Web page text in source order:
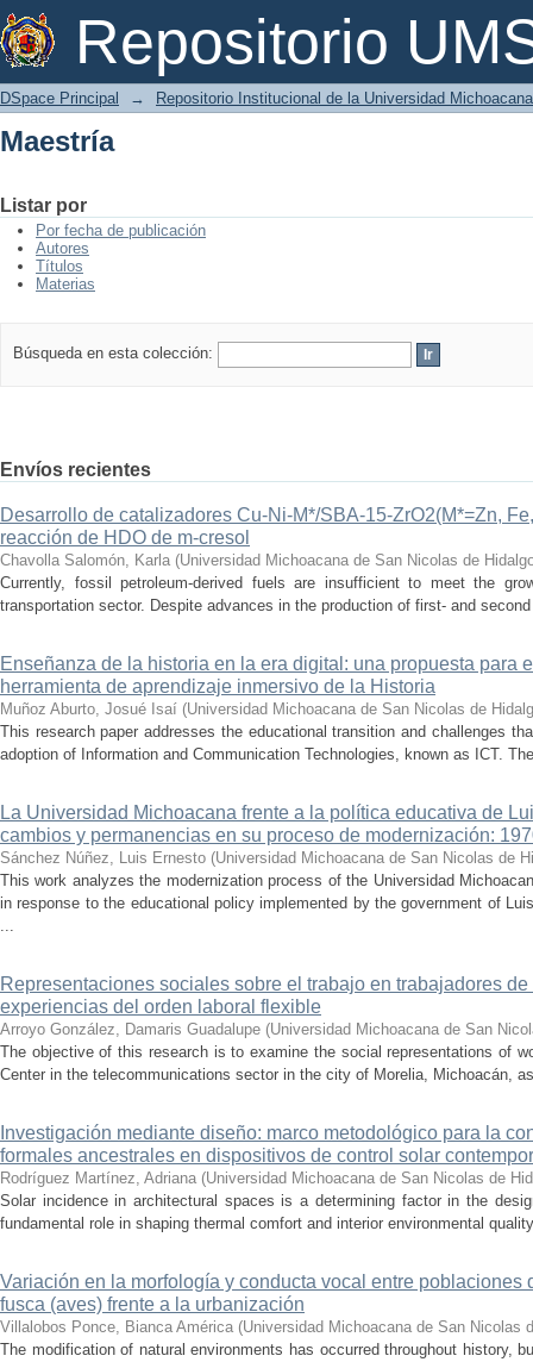
Repositorio
Maestría
DSpace Principal → Repositorio Institucional de la Universidad
Maestría
Listar por
Por fecha de publicación
Autores
Títulos
Materias
Búsqueda en esta colección:
Envíos recientes
Desarrollo de catalizadores Cu-Ni-M*/SBA-15-ZrO2(M*=Zn,
reacción de HDO de m-cresol
Chavolla Salomón, Karla (Universidad Michoacana de San Nicolas de
Currently, fossil petroleum-derived fuels are insufficient to meet the
transportation sector. Despite advances in the production of first- and
Enseñanza de la historia en la era digital: una propuesta para
herramienta de aprendizaje inmersivo de la Historia
Muñoz Aburto, Josué Isaí (Universidad Michoacana de San Nicolas de
This research paper addresses the educational transition and challenges
adoption of Information and Communication Technologies, known as ICT.
La Universidad Michoacana frente a la política educativa de
cambios y permanencias en su proceso de modernización:
Sánchez Núñez, Luis Ernesto (Universidad Michoacana de San Nicolas de
This work analyzes the modernization process of the Universidad
in response to the educational policy implemented by the government of
...
Representaciones sociales sobre el trabajo en trabajadores
experiencias del orden laboral flexible
Arroyo González, Damaris Guadalupe (Universidad Michoacana de San
The objective of this research is to examine the social representations of
Center in the telecommunications sector in the city of Morelia, Michoacán,
Investigación mediante diseño: marco metodológico para la
formales ancestrales en dispositivos de control solar
Rodríguez Martínez, Adriana (Universidad Michoacana de San Nicolas de
Solar incidence in architectural spaces is a determining factor in the
fundamental role in shaping thermal comfort and interior environmental
Variación en la morfología y conducta vocal entre poblaciones
fusca (aves) frente a la urbanización
Villalobos Ponce, Bianca América (Universidad Michoacana de San Nicolas
The modification of natural environments has occurred throughout history,